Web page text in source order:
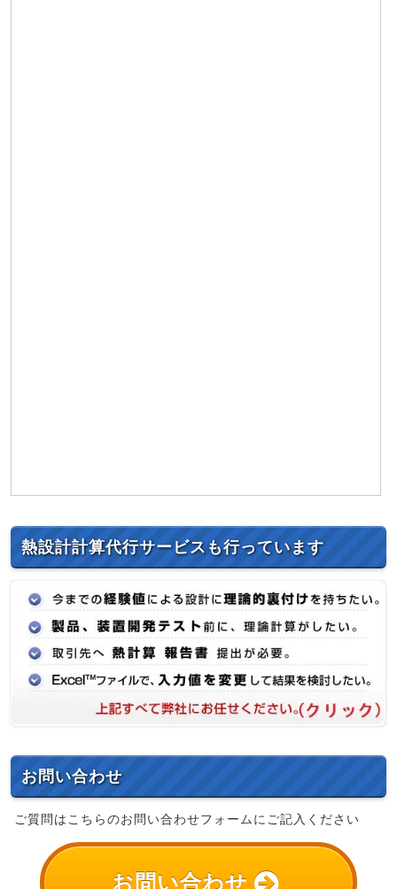
熱設計計算代行サービスも行っています
お問い合わせ
ご質問はこちらのお問い合わせフォームにご記入ください
お問い合わせ